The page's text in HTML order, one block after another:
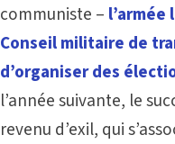
communiste – l’armée
Conseil militaire de
d’organiser des
l’année suivante, le
revenu d’exil, qui